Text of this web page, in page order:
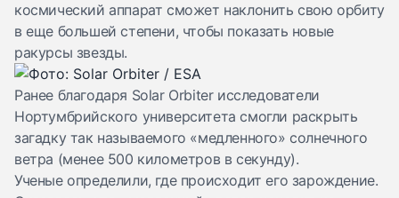
космический аппарат сможет наклонить свою орбиту
в еще большей степени, чтобы показать новые
ракурсы звезды.
Ранее благодаря Solar Orbiter исследователи
Нортумбрийского университета смогли раскрыть
загадку так называемого «медленного» солнечного
ветра (менее 500 километров в секунду).
Ученыеопределили, где происходит его зарождение.